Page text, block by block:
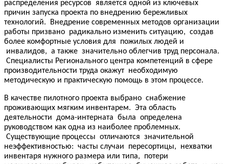
распределения ресурсов является одной из ключевых
причин запуска проекта по внедрению бережливых
технологий. Внедрение современных методов организации
работы призвано радикально изменить ситуацию, создав
более комфортные условия для пожилых людей и
инвалидов, а также значительно облегчив труд персонала.
Специалисты Регионального центра компетенций в сфере
производительности труда окажут необходимую
методическую и практическую помощь в этом процессе.
В качестве пилотного проекта выбрано снабжение
проживающих мягким инвентарем. Эта область
деятельности дома-интерната была определена
руководством как одна из наиболее проблемных.
Существующие процессы отличаются значительной
неэффективностью: часты случаи пересортицы, нехватки
инвентаря нужного размера или типа, потери